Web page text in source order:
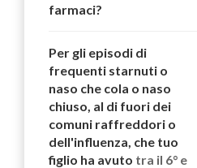
farmaci?
Per gli episodi di
frequenti starnuti o
naso che cola o naso
chiuso, al di fuori dei
comuni raffreddori o
dell'influenza, che tuo
figlio ha avuto tra il 6° e